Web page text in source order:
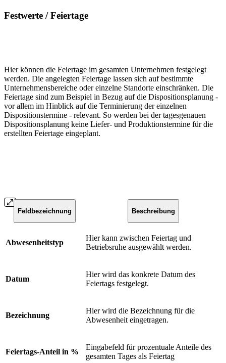
Festwerte / Feiertage
Hier können die Feiertage im gesamten Unternehmen festgelegt
werden. Die angelegten Feiertage lassen sich auf bestimmte
Unternehmensbereiche oder einzelne Standorte einschränken. Die
Feiertage sind zum Beispiel in Bezug auf die Dispositionsplanung -
vor allem im Hinblick auf die Terminierung der einzelnen
Dispositionstermine - relevant. So werden bei der tagesgenauen
Dispositionsplanung keine Liefer- und Produktionstermine für die
erstellten Feiertage eingeplant.
Feldbezeichnung Beschreibung
Abwesenheitstyp
Hier kann zwischen Feiertag und
Betriebsruhe ausgewählt werden.
Datum
Hier wird das konkrete Datum des
Feiertags festgelegt.
Bezeichnung
Hier wird die Bezeichnung für die
Abwesenheit eingetragen.
Feiertags-Anteil in %
Eingabefeld für prozentuale Anteile des
gesamten Tages als Feiertag